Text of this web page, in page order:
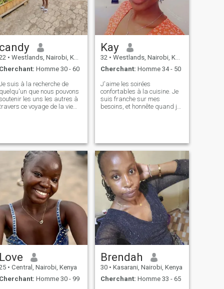
des nus ou du sexe
candy
• Westlands, Nairobi, Kenya
Cherchant: Homme 30 - 60
suis à la recherche de
quelqu'un que nous pouvons
les uns les autres à
ce voyage de la vie
des autres rê
Kay
32 • Westlands, Nairobi, Kenya
Cherchant: Homme 34 - 50
J'aime les soirées
confortables à la cuisine. Je
suis franche sur mes
besoins, et honnête quand je
romantique désespéré et je
m'efforce toujours de croire
au bien de chacun.
Love
• Central, Nairobi, Kenya
Cherchant: Homme 30 - 99
Brendah
30 • Kasarani, Nairobi, Kenya
Cherchant: Homme 33 - 65